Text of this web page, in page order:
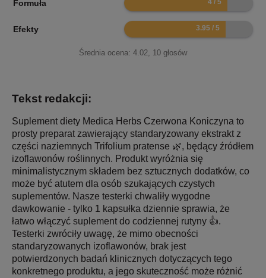
Formuła
Efekty 7.9
Średnia ocena: 4.02, 10 głosów
Tekst redakcji:
Suplement diety Medica Herbs Czerwona Koniczyna to
prosty preparat zawierający standaryzowany ekstrakt z
części naziemnych Trifolium pratense 🌿, będący źródłem
izoflawonów roślinnych. Produkt wyróżnia się
minimalistycznym składem bez sztucznych dodatków, co
może być atutem dla osób szukających czystych
suplementów. Nasze testerki chwaliły wygodne
dawkowanie - tylko 1 kapsułka dziennie sprawia, że
łatwo włączyć suplement do codziennej rutyny 👍.
Testerki zwróciły uwagę, że mimo obecności
standaryzowanych izoflawonów, brak jest
potwierdzonych badań klinicznych dotyczących tego
konkretnego produktu, a jego skuteczność może różnić